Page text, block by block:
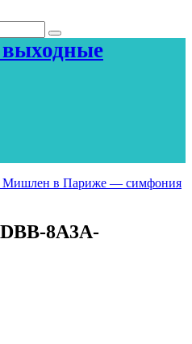
выходные
Мишлен в Париже — симфония
8A3A-